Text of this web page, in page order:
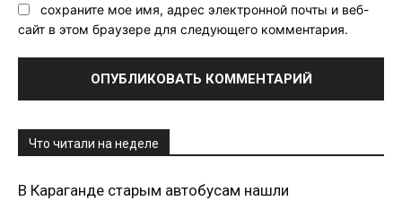
сохраните мое имя, адрес электронной почты и веб-
сайт в этом браузере для следующего комментария.
Что читали на неделе
В Караганде старым автобусам нашли